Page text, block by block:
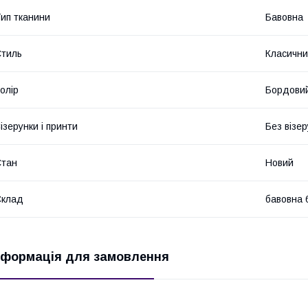
тканини Бавовна
і принти Без
Новий
бавовна
для замовлення